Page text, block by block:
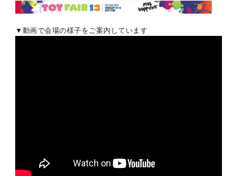
▼動画で会場の様子をご案内しています